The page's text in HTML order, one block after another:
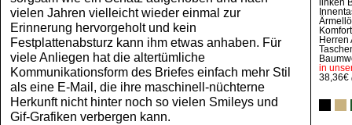
vielen Jahren vielleicht wieder einmal zur
Erinnerung hervorgeholt und kein
Festplattenabsturz kann ihm etwas anhaben. Für
viele Anliegen hat die altertümliche
Kommunikationsform des Briefes einfach mehr Stil
als eine E-Mail, die ihre maschinell-nüchterne
Herkunft nicht hinter noch so vielen Smileys und
Gif-Grafiken verbergen kann.
linken
Herren
in
38,36€